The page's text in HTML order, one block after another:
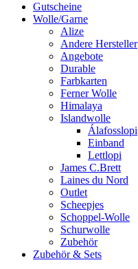
Gutscheine
Wolle/Garne
Alize
Andere Hersteller
Angebote
Durable
Farbkarten
Ferner Wolle
Himalaya
Islandwolle
Álafosslopi
Einband
Lettlopi
James C.Brett
Laines du Nord
Outlet
Scheepjes
Schoppel-Wolle
Schurwolle
Zubehör
Zubehör & Sets